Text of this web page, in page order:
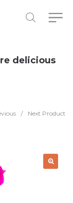
delicious
/ Next Product